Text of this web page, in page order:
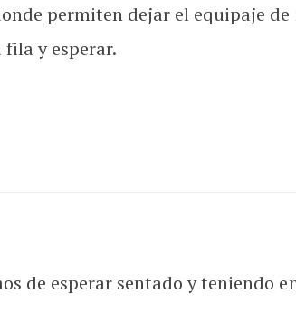
permiten dejar el equipaje
y esperar.
de esperar sentado y teniendo